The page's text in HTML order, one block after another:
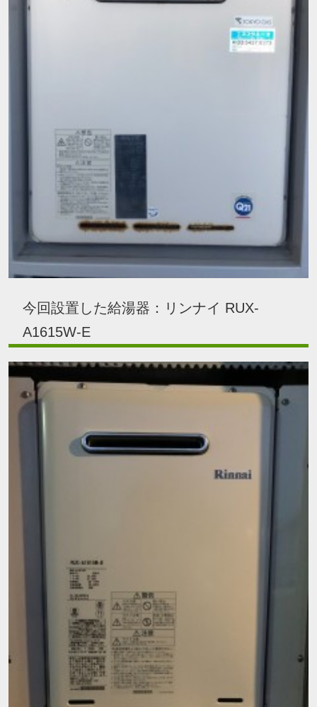
今回設置した給湯器：リンナイ RUX-
A1615W-E